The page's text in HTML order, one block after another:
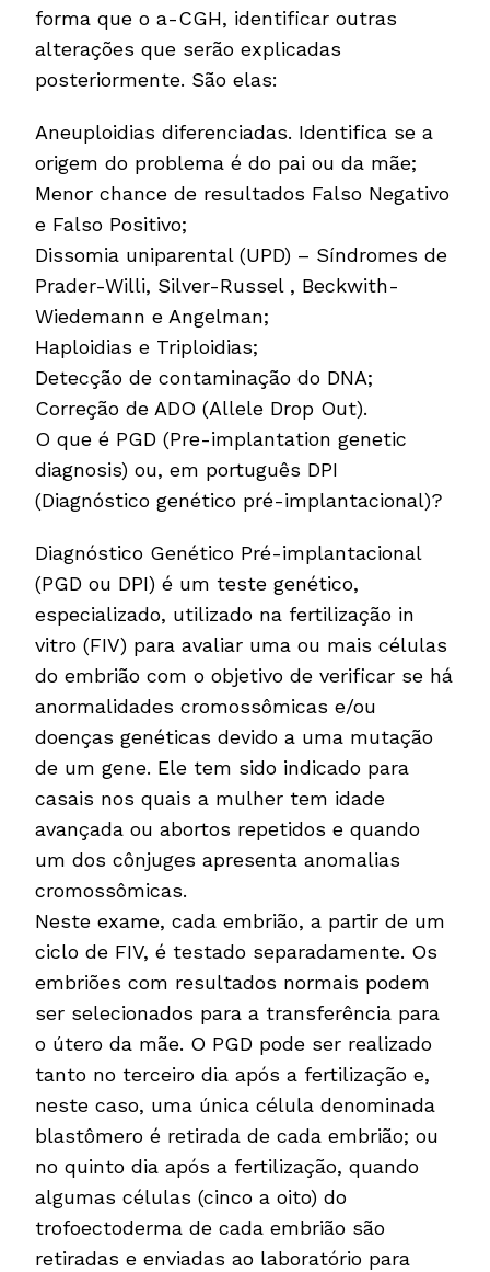
forma que o a-CGH, identificar outras
alterações que serão explicadas
posteriormente. São elas:
Aneuploidias diferenciadas. Identifica se a
origem do problema é do pai ou da mãe;
Menor chance de resultados Falso Negativo
e Falso Positivo;
Dissomia uniparental (UPD) – Síndromes de
Prader-Willi, Silver-Russel , Beckwith-
Wiedemann e Angelman;
Haploidias e Triploidias;
Detecção de contaminação do DNA;
Correção de ADO (Allele Drop Out).
O que é PGD (Pre-implantation genetic
diagnosis) ou, em português DPI
(Diagnóstico genético pré-implantacional)?
Diagnóstico Genético Pré-implantacional
(PGD ou DPI) é um teste genético,
especializado, utilizado na fertilização in
vitro (FIV) para avaliar uma ou mais células
do embrião com o objetivo de verificar se há
anormalidades cromossômicas e/ou
doenças genéticas devido a uma mutação
de um gene. Ele tem sido indicado para
casais nos quais a mulher tem idade
avançada ou abortos repetidos e quando
um dos cônjuges apresenta anomalias
cromossômicas.
Neste exame, cada embrião, a partir de um
ciclo de FIV, é testado separadamente. Os
embriões com resultados normais podem
ser selecionados para a transferência para
o útero da mãe. O PGD ​​pode ser realizado
tanto no terceiro dia após a fertilização e,
neste caso, uma única célula denominada
blastômero é retirada de cada embrião; ou
no quinto dia após a fertilização, quando
algumas células (cinco a oito) do
trofoectoderma de cada embrião são
retiradas e enviadas ao laboratório para